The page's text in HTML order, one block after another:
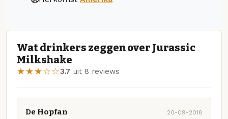
Wat drinkers zeggen over Jurassic
Milkshake
★★★☆☆3.7 uit 8 reviews
De Hopfan 20-09-2018